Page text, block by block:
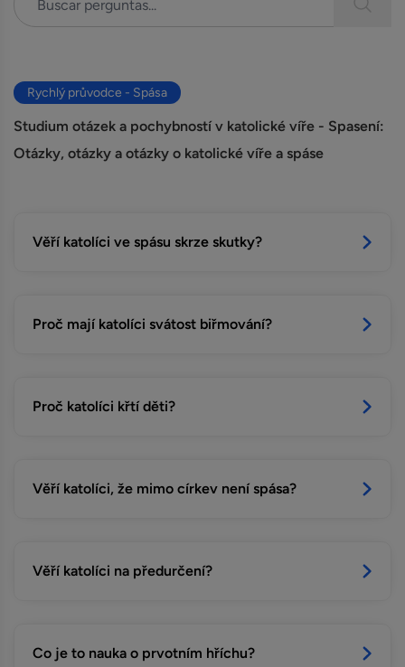
Rychlý průvodce - Spása
Studium otázek a pochybností v katolické víře - Spasení:
Otázky, otázky a otázky o katolické víře a spáse
Věří katolíci ve spásu skrze skutky?
Proč mají katolíci svátost biřmování?
Proč katolíci křtí děti?
Věří katolíci, že mimo církev není spása?
Věří katolíci na předurčení?
Co je to nauka o prvotním hříchu?